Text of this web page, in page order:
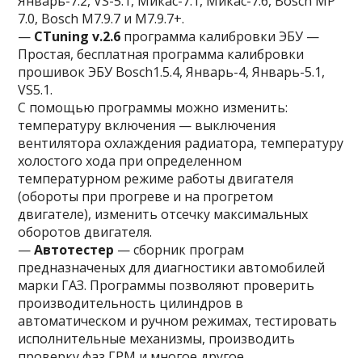
7.0, Bosch M7.9.7 и M7.9.7+.
— CTuning v.2.6 программа калибровки ЭБУ —
Простая, бесплатная программа калибровки
прошивок ЭБУ Bosch1.5.4, Январь-4, Январь-5.1,
VS5.1.
С помощью программы можно изменить:
температуру включения — выключения
вентилятора охлаждения радиатора, температуру
холостого хода при определенном
температурном режиме работы двигателя
(обороты при прогреве и на прогретом
двигателе), изменить отсечку максимальных
оборотов двигателя.
—Автотестер — сборник програм
предназначеных для диагностики автомобилей
марки ГАЗ. Программы позволяют проверить
производительность цилиндров в
автоматическом и ручном режимах, тестировать
исполнительные механизмы, производить